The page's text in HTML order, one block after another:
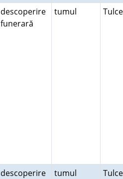
descoperire
funerară
tumul
descoperire
tumul